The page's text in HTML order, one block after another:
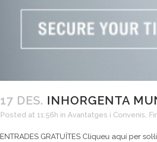
17 DES. INHORGENTA
Posted at 11:56h in Avantatges i Convenis,
ENTRADES GRATUÏTES Cliqueu aquí per